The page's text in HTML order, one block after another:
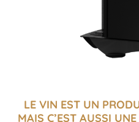
LE VIN EST UN
MAIS C’EST AUSSI